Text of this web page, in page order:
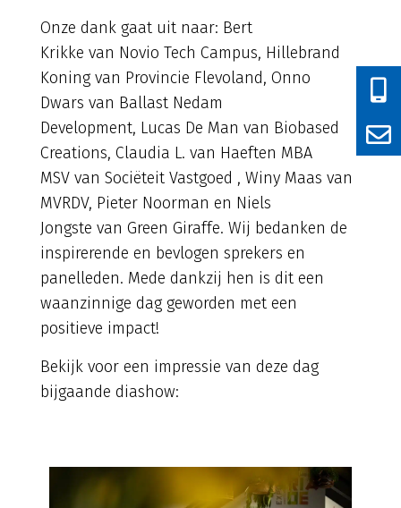
Onze dank gaat uit naar: Bert
Krikke van Novio Tech Campus, Hillebrand
Koning van Provincie Flevoland, Onno
Dwars van Ballast Nedam
Development, Lucas De Man van Biobased
Creations, Claudia L. van Haeften MBA
MSV van Sociëteit Vastgoed , Winy Maas van
MVRDV, Pieter Noorman en Niels
Jongste van Green Giraffe. Wij bedanken de
inspirerende en bevlogen sprekers en
panelleden. Mede dankzij hen is dit een
waanzinnige dag geworden met een
positieve impact!
Bekijk voor een impressie van deze dag
bijgaande diashow: